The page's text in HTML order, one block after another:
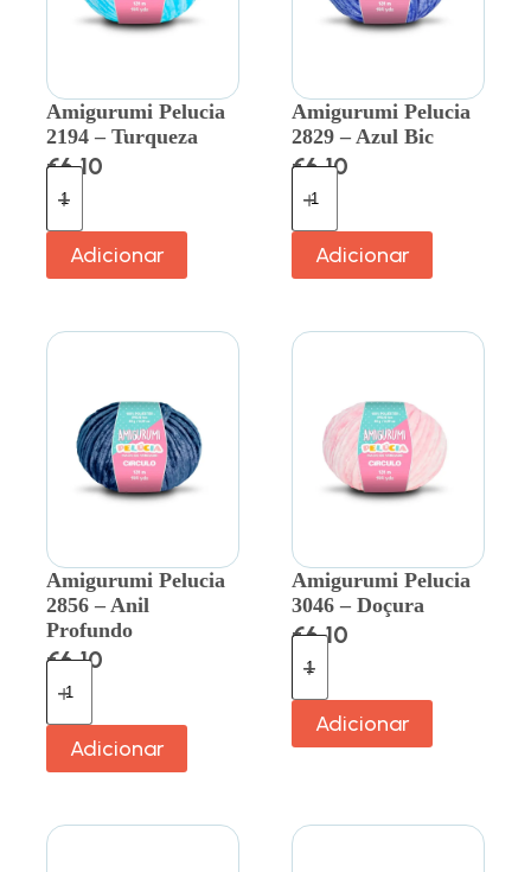
Amigurumi Pelucia
2194 – Turqueza
€6.10
Adicionar
Amigurumi Pelucia
2829 – Azul Bic
€6.10
Adicionar
Amigurumi Pelucia
2856 – Anil
Profundo
€6.10
Adicionar
Amigurumi Pelucia
3046 – Doçura
€6.10
Adicionar